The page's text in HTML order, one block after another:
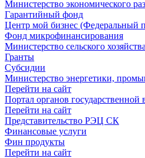
Министерство экономического
Гарантийный фонд
Центр мой бизнес (Федеральный
Фонд микрофинансирования
Министерство сельского
Гранты
Субсидии
Министерство энергетики,
Перейти на сайт
Портал органов государственной
Перейти на сайт
Представительство РЭЦ СК
Финансовые услуги
Фин продукты
Перейти на сайт